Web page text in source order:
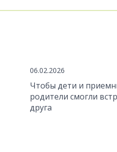
06.02.2026
Чтобы дети и
родители смогли
друга